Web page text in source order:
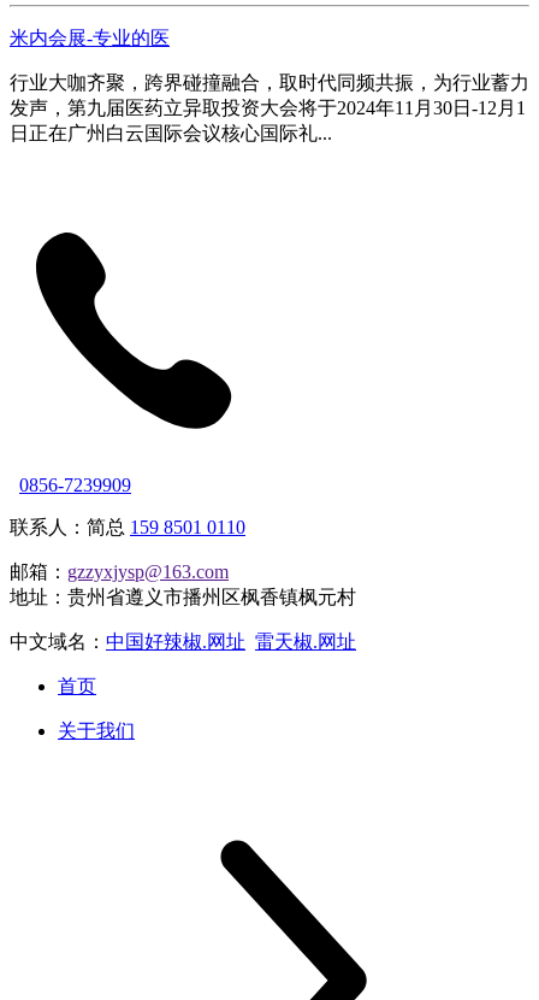
米内会展-专业的医
行业大咖齐聚，跨界碰撞融合，取时代同频共振，为行业蓄力
发声，第九届医药立异取投资大会将于2024年11月30日-12月1
日正在广州白云国际会议核心国际礼...
0856-7239909
联系人：简总 159 8501 0110
邮箱： gzzyxjysp@163.com
地址：贵州省遵义市播州区枫香镇枫元村
中文域名： 中国好辣椒.网址 雷天椒.网址
首页
关于我们